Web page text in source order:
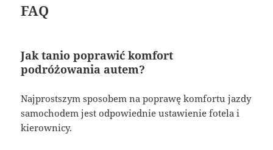
FAQ
Jak tanio poprawić komfort
podróżowania autem?
Najprostszym sposobem na poprawę komfortu jazdy
samochodem jest odpowiednie ustawienie fotela i
kierownicy.